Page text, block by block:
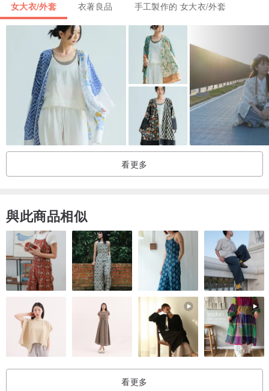
女大衣/外套 衣著良品 手工製作的 女大衣/外套
看更多
與此商品相似
看更多